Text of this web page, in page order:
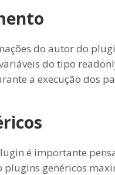
do autor do
do tipo
a execução dos
é importante
plugins genéricos